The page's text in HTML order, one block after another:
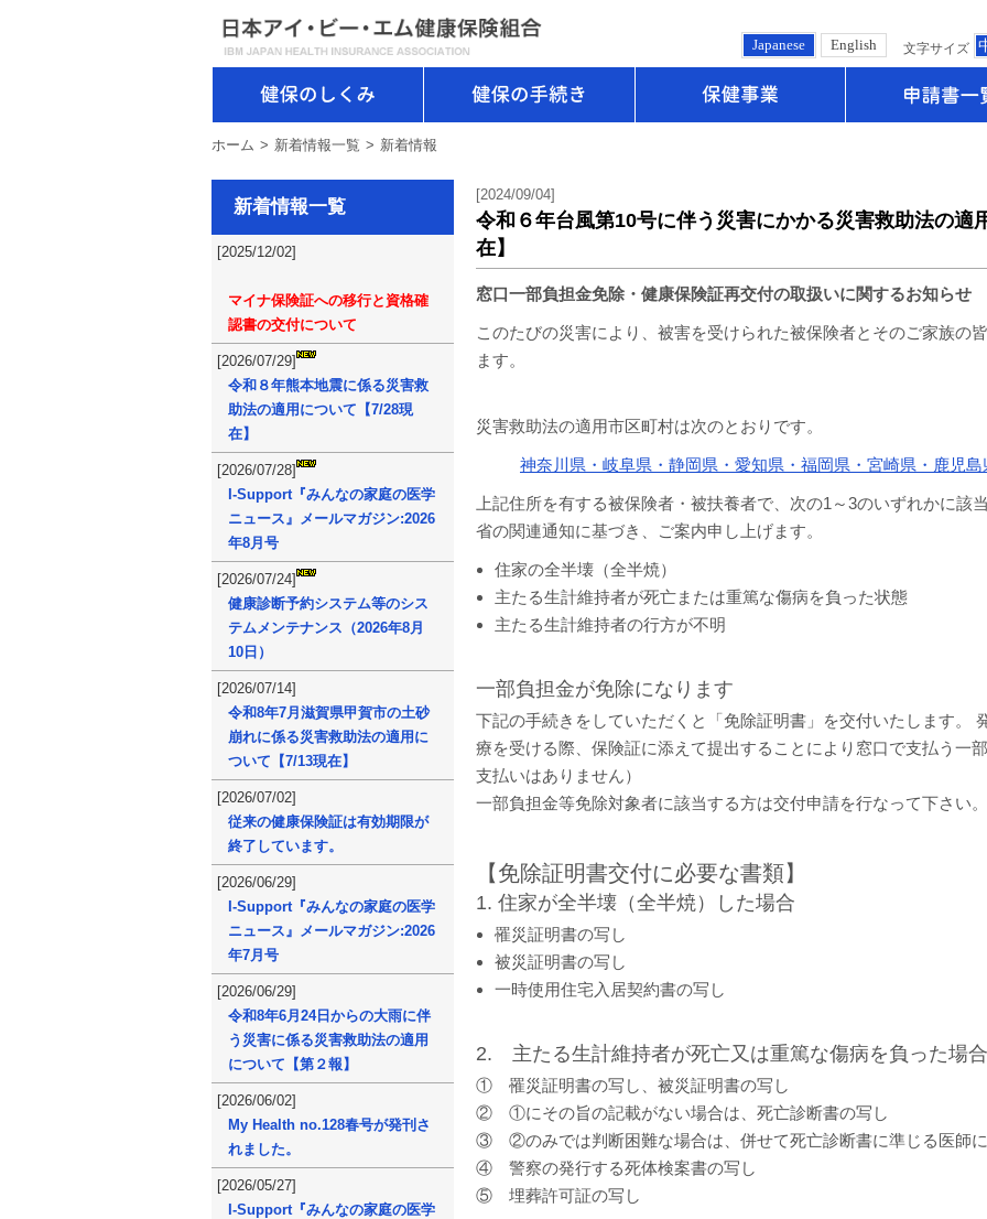
Japanese English 文字サイズ
健保のしくみ
ホーム 新着情報一覧 新着情報
[2024/09/04]
令和６年台風第10号に伴う災害にかかる災害救助法の適
在】
窓口一部負担金免除・健康保険証再交付の取扱いに関するお知らせ
このたびの災害により、被害を受けられた被保険者とそのご家族の
ます。
災害救助法の適用市区町村は次のとおりです。
神奈川県・岐阜県・静岡県・愛知県・福岡県・宮崎県・鹿児島
上記住所を有する被保険者・被扶養者で、次の1～3のいずれかに該
省の関連通知に基づき、ご案内申し上げます。
住家の全半壊（全半焼）
主たる生計維持者が死亡または重篤な傷病を負った状態
主たる生計維持者の行方が不明
一部負担金が免除になります
下記の手続きをしていただくと「免除証明書」を交付いたします。
療を受ける際、保険証に添えて提出することにより窓口で支払う一
支払いはありません）
一部負担金等免除対象者に該当する方は交付申請を行なって下さい。
【免除証明書交付に必要な書類】
1. 住家が全半壊（全半焼）した場合
罹災証明書の写し
被災証明書の写し
一時使用住宅入居契約書の写し
2. 主たる生計維持者が死亡又は重篤な傷病を負った場合
① 罹災証明書の写し、被災証明書の写し
② ①にその旨の記載がない場合は、死亡診断書の写し
③ ②のみでは判断困難な場合は、併せて死亡診断書に準じる医師に
④ 警察の発行する死体検案書の写し
⑤ 埋葬許可証の写し
新着情報一覧
[2025/12/02]
マイナ保険証への移行と資格確
認書の交付について
[2026/07/29]
令和８年熊本地震に係る災害救
助法の適用について【7/28現
在】
[2026/07/28]
I-Support『みんなの家庭の医学
ニュース』メールマガジン:2026
年8月号
[2026/07/24]
健康診断予約システム等のシス
テムメンテナンス（2026年8月
10日）
[2026/07/14]
令和8年7月滋賀県甲賀市の土砂
崩れに係る災害救助法の適用に
ついて【7/13現在】
[2026/07/02]
従来の健康保険証は有効期限が
終了しています。
[2026/06/29]
I-Support『みんなの家庭の医学
ニュース』メールマガジン:2026
年7月号
[2026/06/29]
令和8年6月24日からの大雨に伴
う災害に係る災害救助法の適用
について【第２報】
[2026/06/02]
My Health no.128春号が発刊さ
れました。
[2026/05/27]
I-Support『みんなの家庭の医学